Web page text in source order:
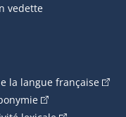
vedette
la langue française(Cet
(Cet hyperlien